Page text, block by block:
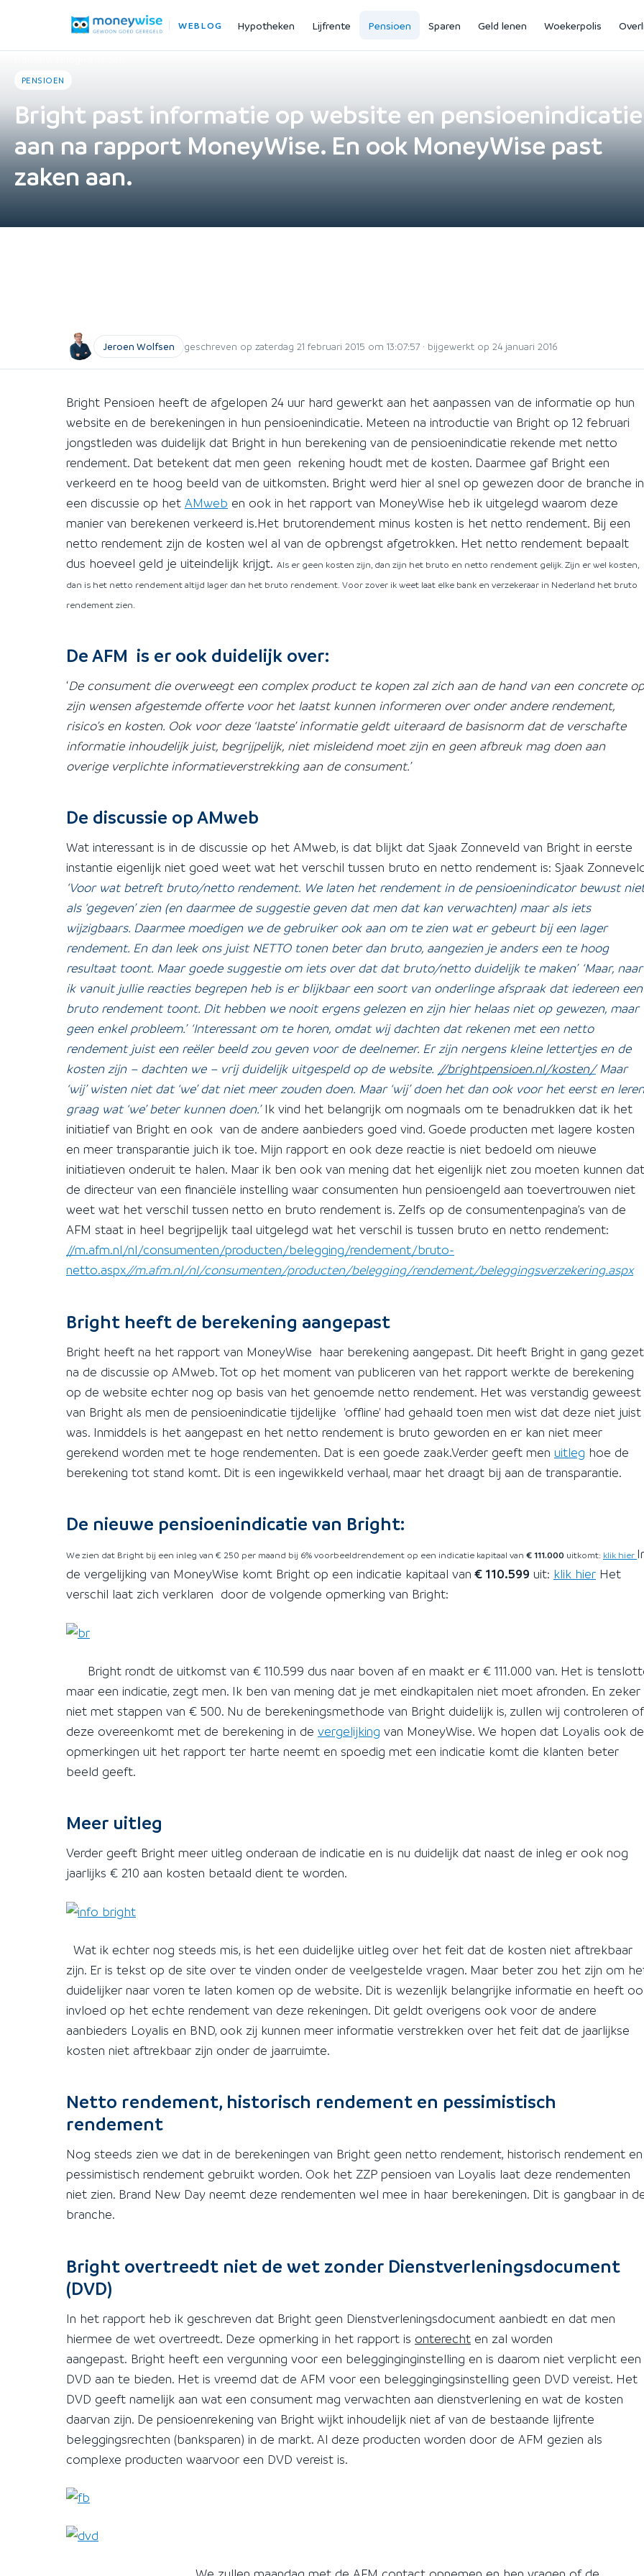
WEBLOG Hypotheken Lijfrente Pensioen Sparen Geld lenen Woekerpolis
PENSIOEN
Bright past informatie op website en pensioenindicatie
aan na rapport MoneyWise. En ook MoneyWise past
zaken aan.
Jeroen Wolfsen geschreven op zaterdag 21 februari 2015 om 13:07:57 · bijgewerkt op 24 januari 2016
Bright Pensioen heeft de afgelopen 24 uur hard gewerkt aan het aanpassen van de informatie op hun
website en de berekeningen in hun pensioenindicatie. Meteen na introductie van Bright op 12 februari
jongstleden was duidelijk dat Bright in hun berekening van de pensioenindicatie rekende met netto
rendement. Dat betekent dat men geen rekening houdt met de kosten. Daarmee gaf Bright een
verkeerd en te hoog beeld van de uitkomsten. Bright werd hier al snel op gewezen door de branche in
een discussie op het AMweb en ook in het rapport van MoneyWise heb ik uitgelegd waarom deze
manier van berekenen verkeerd is.Het brutorendement minus kosten is het netto rendement. Bij een
netto rendement zijn de kosten wel al van de opbrengst afgetrokken. Het netto rendement bepaalt
dus hoeveel geld je uiteindelijk krijgt. Als er geen kosten zijn, dan zijn het bruto en netto rendement gelijk. Zijn er wel kosten,
dan is het netto rendement altijd lager dan het bruto rendement. Voor zover ik weet laat elke bank en verzekeraar in Nederland het bruto
rendement zien.
De AFM is er ook duidelijk over:
‘De consument die overweegt een complex product te kopen zal zich aan de hand van een concrete op
zijn wensen afgestemde offerte voor het laatst kunnen informeren over onder andere rendement,
risico’s en kosten. Ook voor deze ‘laatste’ informatie geldt uiteraard de basisnorm dat de verschafte
informatie inhoudelijk juist, begrijpelijk, niet misleidend moet zijn en geen afbreuk mag doen aan
overige verplichte informatieverstrekking aan de consument.’
De discussie op AMweb
Wat interessant is in de discussie op het AMweb, is dat blijkt dat Sjaak Zonneveld van Bright in eerste
instantie eigenlijk niet goed weet wat het verschil tussen bruto en netto rendement is: Sjaak
‘Voor wat betreft bruto/netto rendement. We laten het rendement in de pensioenindicator bewust
als ‘gegeven’ zien (en daarmee de suggestie geven dat men dat kan verwachten) maar als iets
wijzigbaars. Daarmee moedigen we de gebruiker ook aan om te zien wat er gebeurt bij een lager
rendement. En dan leek ons juist NETTO tonen beter dan bruto, aangezien je anders een te hoog
resultaat toont. Maar goede suggestie om iets over dat dat bruto/netto duidelijk te maken’ ‘Maar, naar
ik vanuit jullie reacties begrepen heb is er blijkbaar een soort van onderlinge afspraak dat iedereen een
bruto rendement toont. Dit hebben we nooit ergens gelezen en zijn hier helaas niet op gewezen, maar
geen enkel probleem.’ ‘Interessant om te horen, omdat wij dachten dat rekenen met een netto
rendement juist een reëler beeld zou geven voor de deelnemer. Er zijn nergens kleine lettertjes en de
kosten zijn – dachten we – vrij duidelijk uitgespeld op de website. //brightpensioen.nl/kosten/Maar
‘wij’ wisten niet dat ‘we’ dat niet meer zouden doen. Maar ‘wij’ doen het dan ook voor het eerst en leren
graag wat ‘we’ beter kunnen doen.’Ik vind het belangrijk om nogmaals om te benadrukken dat ik het
initiatief van Bright en ook van de andere aanbieders goed vind. Goede producten met lagere kosten
en meer transparantie juich ik toe. Mijn rapport en ook deze reactie is niet bedoeld om nieuwe
initiatieven onderuit te halen. Maar ik ben ook van mening dat het eigenlijk niet zou moeten kunnen dat
de directeur van een financiële instelling waar consumenten hun pensioengeld aan toevertrouwen niet
weet wat het verschil tussen netto en bruto rendement is. Zelfs op de consumentenpagina’s van de
AFM staat in heel begrijpelijk taal uitgelegd wat het verschil is tussen bruto en netto rendement:
//m.afm.nl/nl/consumenten/producten/belegging/rendement/bruto-
netto.aspx//m.afm.nl/nl/consumenten/producten/belegging/rendement/beleggingsverzekering.aspx
Bright heeft de berekening aangepast
Bright heeft na het rapport van MoneyWise haar berekening aangepast. Dit heeft Bright in gang gezet
na de discussie op AMweb. Tot op het moment van publiceren van het rapport werkte de berekening
op de website echter nog op basis van het genoemde netto rendement. Het was verstandig geweest
van Bright als men de pensioenindicatie tijdelijke 'offline' had gehaald toen men wist dat deze niet juist
was. Inmiddels is het aangepast en het netto rendement is bruto geworden en er kan niet meer
gerekend worden met te hoge rendementen. Dat is een goede zaak.Verder geeft men uitleg hoe de
berekening tot stand komt. Dit is een ingewikkeld verhaal, maar het draagt bij aan de transparantie.
De nieuwe pensioenindicatie van Bright:
We zien dat Bright bij een inleg van € 250 per maand bij 6% voorbeeldrendement op een indicatie kapitaal van € 111.000 uitkomt: klik hier
de vergelijking van MoneyWise komt Bright op een indicatie kapitaal van € 110.599 uit: klik hier Het
verschil laat zich verklaren door de volgende opmerking van Bright:
Bright rondt de uitkomst van € 110.599 dus naar boven af en maakt er € 111.000 van. Het is
maar een indicatie, zegt men. Ik ben van mening dat je met eindkapitalen niet moet afronden. En zeker
niet met stappen van € 500. Nu de berekeningsmethode van Bright duidelijk is, zullen wij controleren of
deze overeenkomt met de berekening in de vergelijking van MoneyWise. We hopen dat Loyalis ook de
opmerkingen uit het rapport ter harte neemt en spoedig met een indicatie komt die klanten beter
beeld geeft.
Meer uitleg
Verder geeft Bright meer uitleg onderaan de indicatie en is nu duidelijk dat naast de inleg er ook nog
jaarlijks € 210 aan kosten betaald dient te worden.
Wat ik echter nog steeds mis, is het een duidelijke uitleg over het feit dat de kosten niet aftrekbaar
zijn. Er is tekst op de site over te vinden onder de veelgestelde vragen. Maar beter zou het zijn om
duidelijker naar voren te laten komen op de website. Dit is wezenlijk belangrijke informatie en heeft
invloed op het echte rendement van deze rekeningen. Dit geldt overigens ook voor de andere
aanbieders Loyalis en BND, ook zij kunnen meer informatie verstrekken over het feit dat de jaarlijkse
kosten niet aftrekbaar zijn onder de jaarruimte.
Netto rendement, historisch rendement en pessimistisch
rendement
Nog steeds zien we dat in de berekeningen van Bright geen netto rendement, historisch rendement en
pessimistisch rendement gebruikt worden. Ook het ZZP pensioen van Loyalis laat deze rendementen
niet zien. Brand New Day neemt deze rendementen wel mee in haar berekeningen. Dit is gangbaar in
branche.
Bright overtreedt niet de wet zonder Dienstverleningsdocument
(DVD)
In het rapport heb ik geschreven dat Bright geen Dienstverleningsdocument aanbiedt en dat men
hiermee de wet overtreedt. Deze opmerking in het rapport is onterecht en zal worden
aangepast. Bright heeft een vergunning voor een belegginginginstelling en is daarom niet verplicht een
DVD aan te bieden. Het is vreemd dat de AFM voor een beleggingingsinstelling geen DVD vereist. Het
DVD geeft namelijk aan wat een consument mag verwachten aan dienstverlening en wat de kosten
daarvan zijn. De pensioenrekening van Bright wijkt inhoudelijk niet af van de bestaande lijfrente
beleggingsrechten (banksparen) in de markt. Al deze producten worden door de AFM gezien als
complexe producten waarvoor een DVD vereist is.